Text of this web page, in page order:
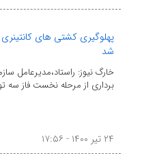
پهلوگیری کشتی های
شد
خارگ نیوز: راستاد،مدیرعامل
برداری از مرحله نخست فاز سه
۲۴ تیر ۱۴۰۰ - ۱۷:۵۶